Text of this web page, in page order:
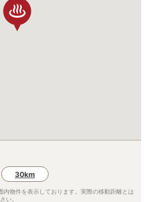
30km
内物件を表示しております。実際の移動距離とは
い。